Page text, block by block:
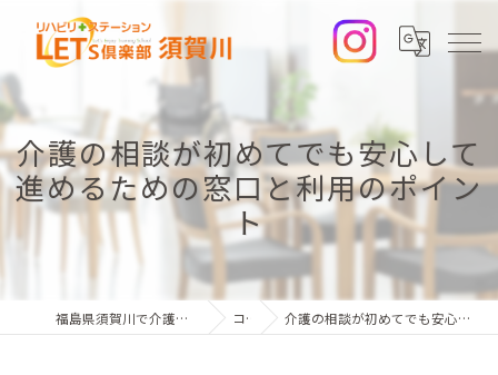
介護の相談が初めてでも安心して
進めるための窓口と利用のポイン
ト
福島県須賀川で介護の求人ならレッツ倶楽部 須賀川 コラム 介護の相談が初めてでも安心して進めるための窓口と利用のポイント